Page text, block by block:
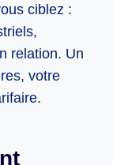
ciblez :
relation. Un
votre